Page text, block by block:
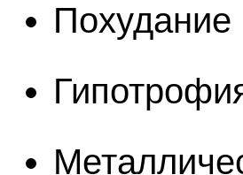
Похудание